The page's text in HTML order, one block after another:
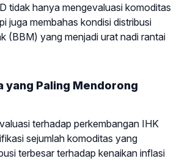
tidak hanya mengevaluasi komoditas
juga membahas kondisi distribusi
(BBM) yang menjadi urat nadi rantai
yang Paling Mendorong
terhadap perkembangan IHK
sejumlah komoditas yang
terbesar terhadap kenaikan inflasi